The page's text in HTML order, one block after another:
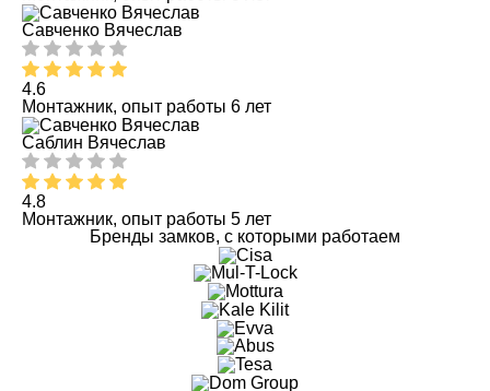
Савченко Вячеслав
4.6
Монтажник, опыт работы 6 лет
Саблин Вячеслав
4.8
Монтажник, опыт работы 5 лет
Бренды замков, с которыми работаем